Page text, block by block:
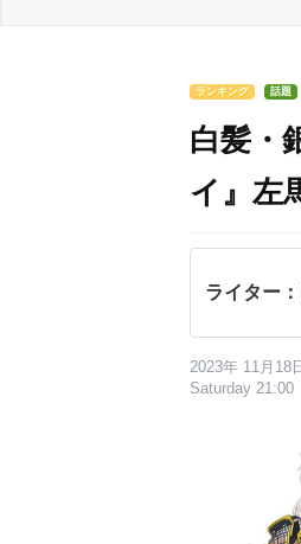
ランキング 話題
白髪・
イ』左
ライター
2023年 11月18
Saturday 21:00